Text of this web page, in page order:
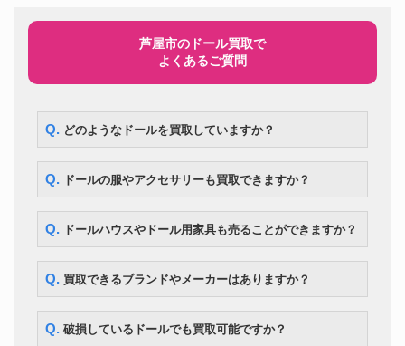
イデン SD 真紅
ドール
スーパードルフィー SDエリザベ
ライン 血盟騎士団 甲冑 フルセ
ット
カちゃんハウス 少女漫画家 牧美
也子イラスト付
まきまきカールのおしゃれなリ
175,700円
Kaws カウズ Pinocchio Wood
カリモク
BE@RBRICK エヴァンゲリオン
初号機 CHROME Ver.1000％
WORLD WIDE TOUR 3 開催記
芦屋市のドール買取で
よくあるご質問
Q. どのようなドールを買取していますか？
Q. ドールの服やアクセサリーも買取できますか？
Q. ドールハウスやドール用家具も売ることができますか？
Q. 買取できるブランドやメーカーはありますか？
Q. 破損しているドールでも買取可能ですか？